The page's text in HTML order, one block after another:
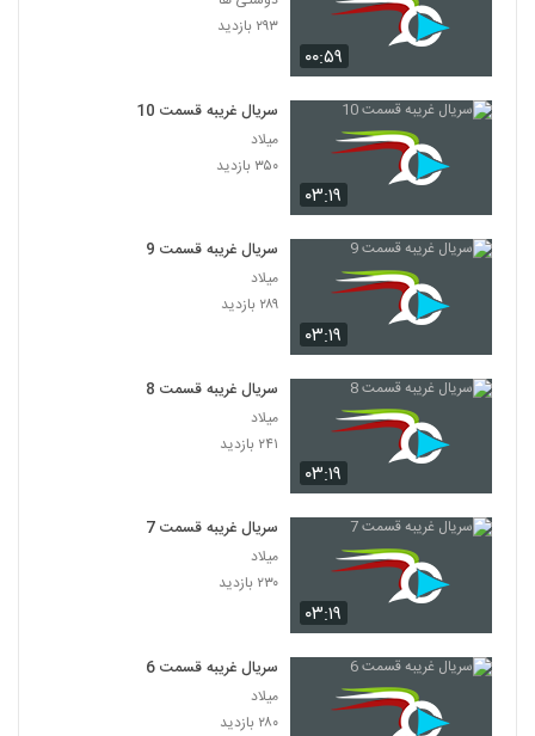
۰۰:۵۹
۲۹۳ بازدید
۰۳:۱۹
سریال غریبه قسمت 10
میلاد
۳۵۰ بازدید
۰۳:۱۹
سریال غریبه قسمت 9
میلاد
۲۸۹ بازدید
۰۳:۱۹
سریال غریبه قسمت 8
میلاد
۲۴۱ بازدید
۰۳:۱۹
سریال غریبه قسمت 7
میلاد
۲۳۰ بازدید
سریال غریبه قسمت 6
میلاد
۲۸۰ بازدید